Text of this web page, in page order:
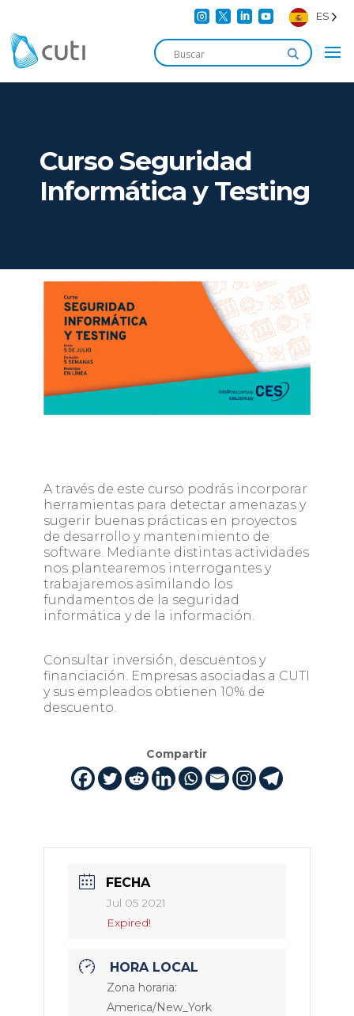
    ES
Curso Seguridad
Informática y Testing
A través de este curso podrás incorporar
herramientas para detectar amenazas y
sugerir buenas prácticas en proyectos
de desarrollo y mantenimiento de
software. Mediante distintas actividades
nos plantearemos interrogantes y
trabajaremos asimilando los
fundamentos de la seguridad
informática y de la información.
Consultar inversión, descuentos y
financiación. Empresas asociadas a CUTI
y sus empleados obtienen 10% de
descuento.
Compartir
FECHA
Jul 05 2021
Expired!
HORA LOCAL
Zona horaria:
America/New_York